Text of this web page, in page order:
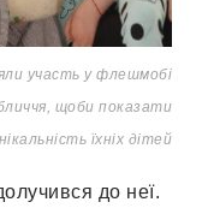
участь у флешмобі
щоби показати
їхніх дітей
до неї.